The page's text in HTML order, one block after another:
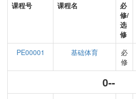
课程号 课程名
必
修/
选
修
PE00001
基础体育
必
修
0--